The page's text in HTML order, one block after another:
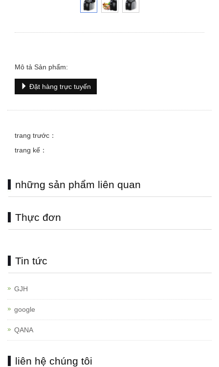
Mô tả Sản phẩm:
Đặt hàng trực tuyến
trang trước：
trang kế：
những sản phẩm liên quan
Thực đơn
Tin tức
GJH
google
QANA
liên hệ chúng tôi